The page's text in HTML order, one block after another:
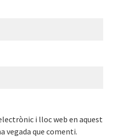
i lloc web en aquest
vegada que comenti.